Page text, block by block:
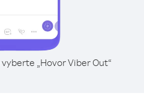
„Hovor Viber Out“